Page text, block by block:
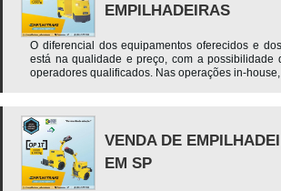
EMPILHADEIRAS
O diferencial dos equipamentos oferecidos e
está na qualidade e preço, com a possibilidade
operadores qualificados. Nas operações in-house,
VENDA DE
EM SP